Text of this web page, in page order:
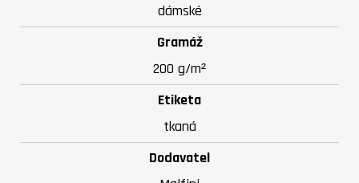
dámské
Gramáž
200 g/m²
Etiketa
tkaná
Dodavatel